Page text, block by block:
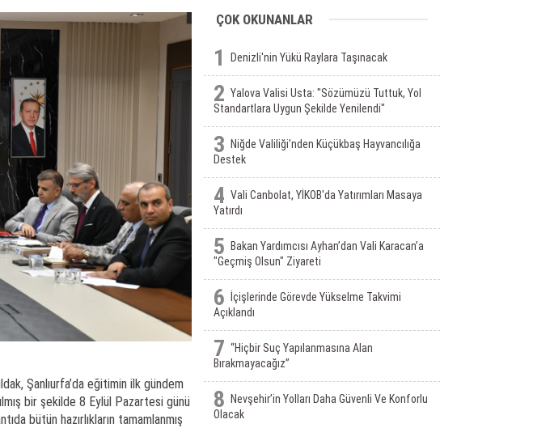
Şanlıurfa’da eğitimin ilk gündem
bir şekilde 8 Eylül Pazartesi günü
bütün hazırlıkların tamamlanmış
ÇOK OKUNANLAR
1 Denizli'nin Yükü Raylara Taşınacak
2 Yalova Valisi Usta: "Sözümüzü Tuttuk, Yol
Standartlara Uygun Şekilde Yenilendi"
3
Niğde Valiliği’nden Küçükbaş Hayvancılığa
Destek
4 Vali Canbolat, YİKOB'da Yatırımları Masaya
Yatırdı
5
Bakan Yardımcısı Ayhan’dan Vali Karacan’a
"Geçmiş Olsun" Ziyareti
6
İçişlerinde Görevde Yükselme Takvimi
Açıklandı
7 “Hiçbir Suç Yapılanmasına Alan
Bırakmayacağız”
8
Nevşehir’in Yolları Daha Güvenli Ve Konforlu
Olacak